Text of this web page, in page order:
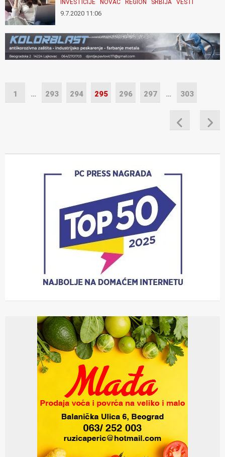
INVESTICIJE NOVAC REGION SRBIJA VESTI
9.7.2020 11:06
1 … 293 294 295 296 297 … 303